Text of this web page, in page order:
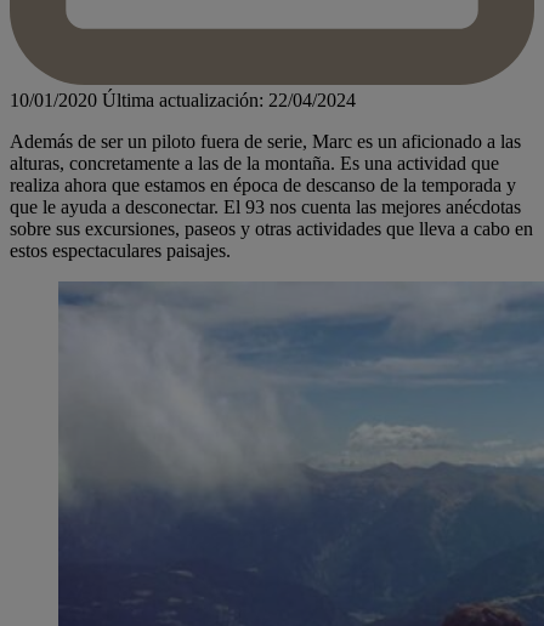
10/01/2020 Última actualización: 22/04/2024
Además de ser un piloto fuera de serie, Marc es un aficionado a las
alturas, concretamente a las de la montaña. Es una actividad que
realiza ahora que estamos en época de descanso de la temporada y
que le ayuda a desconectar. El 93 nos cuenta las mejores anécdotas
sobre sus excursiones, paseos y otras actividades que lleva a cabo en
estos espectaculares paisajes.